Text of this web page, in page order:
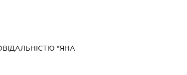
"ЯНА